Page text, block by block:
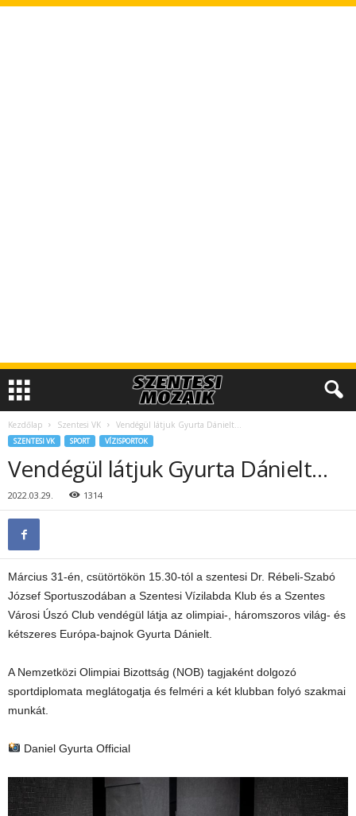
Kezdőlap Szentesi VK Vendégül látjuk Gyurta Dánielt…
SZENTESI VK SPORT VÍZISPORTOK
Vendégül látjuk Gyurta Dánielt…
2022.03.29. 1314
Március 31-én, csütörtökön 15.30-tól a szentesi Dr. Rébeli-Szabó
József Sportuszodában a Szentesi Vízilabda Klub és a Szentes
Városi Úszó Club vendégül látja az olimpiai-, háromszoros világ- és
kétszeres Európa-bajnok Gyurta Dánielt.
A Nemzetközi Olimpiai Bizottság (NOB) tagjaként dolgozó
sportdiplomata meglátogatja és felméri a két klubban folyó szakmai
munkát.
Daniel Gyurta Official